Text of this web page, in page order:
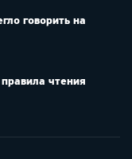
говорить на
чтения